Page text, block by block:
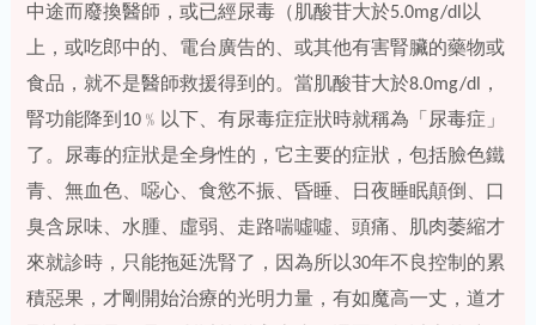
中途而廢換醫師，或已經尿毒（肌酸苷大於5.0mg/dl以
上，或吃郎中的、電台廣告的、或其他有害腎臟的藥物或
食品，就不是醫師救援得到的。當肌酸苷大於8.0mg/dl，
腎功能降到10﹪以下、有尿毒症症狀時就稱為「尿毒症」
了。尿毒的症狀是全身性的，它主要的症狀，包括臉色鐵
青、無血色、噁心、食慾不振、昏睡、日夜睡眠顛倒、口
臭含尿味、水腫、虛弱、走路喘噓噓、頭痛、肌肉萎縮才
來就診時，只能拖延洗腎了，因為所以30年不良控制的累
積惡果，才剛開始治療的光明力量，有如魔高一丈，道才